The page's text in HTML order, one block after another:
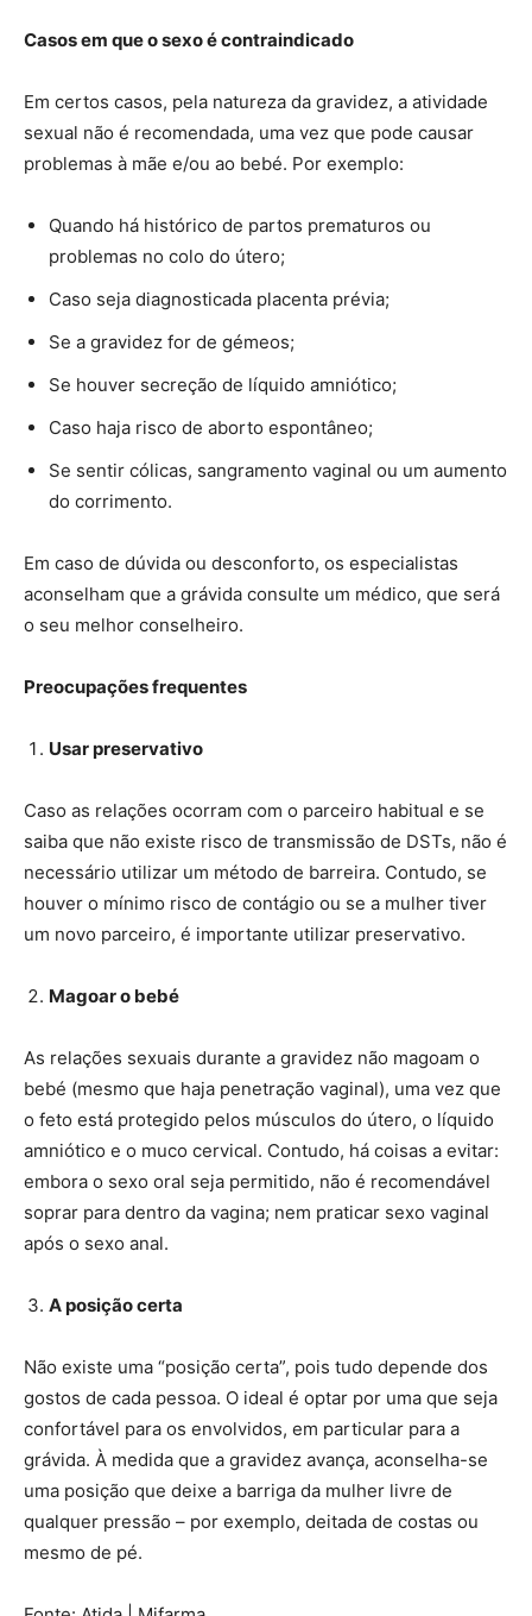
Casos em que o sexo é contraindicado
Em certos casos, pela natureza da gravidez, a atividade
sexual não é recomendada, uma vez que pode causar
problemas à mãe e/ou ao bebé. Por exemplo:
Quando há histórico de partos prematuros ou
problemas no colo do útero;
Caso seja diagnosticada placenta prévia;
Se a gravidez for de gémeos;
Se houver secreção de líquido amniótico;
Caso haja risco de aborto espontâneo;
Se sentir cólicas, sangramento vaginal ou um aumento
do corrimento.
Em caso de dúvida ou desconforto, os especialistas
aconselham que a grávida consulte um médico, que será
o seu melhor conselheiro.
Preocupações frequentes
Usar preservativo
Caso as relações ocorram com o parceiro habitual e se
saiba que não existe risco de transmissão de DSTs, não é
necessário utilizar um método de barreira. Contudo, se
houver o mínimo risco de contágio ou se a mulher tiver
um novo parceiro, é importante utilizar preservativo.
Magoar o bebé
As relações sexuais durante a gravidez não magoam o
bebé (mesmo que haja penetração vaginal), uma vez que
o feto está protegido pelos músculos do útero, o líquido
amniótico e o muco cervical. Contudo, há coisas a evitar:
embora o sexo oral seja permitido, não é recomendável
soprar para dentro da vagina; nem praticar sexo vaginal
após o sexo anal.
A posição certa
Não existe uma “posição certa”, pois tudo depende dos
gostos de cada pessoa. O ideal é optar por uma que seja
confortável para os envolvidos, em particular para a
grávida. À medida que a gravidez avança, aconselha-se
uma posição que deixe a barriga da mulher livre de
qualquer pressão – por exemplo, deitada de costas ou
mesmo de pé.